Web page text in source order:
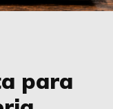
para